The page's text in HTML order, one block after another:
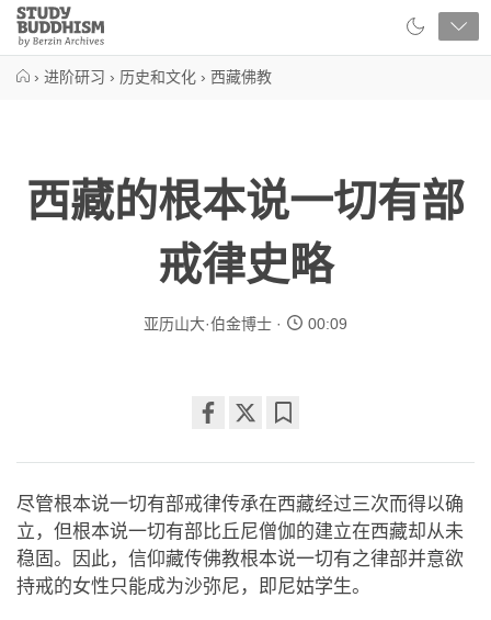
Close
Study
Buddhism
› 进阶研习 › 历史和文化 › 西藏佛教
西藏的根本说一切有部
戒律史略
亚历山大·伯金博士 00:09
on
facebook
尽管根本说一切有部戒律传承在西藏经过三次而得以确
立，但根本说一切有部比丘尼僧伽的建立在西藏却从未
稳固。因此，信仰藏传佛教根本说一切有之律部并意欲
持戒的女性只能成为沙弥尼，即尼姑学生。